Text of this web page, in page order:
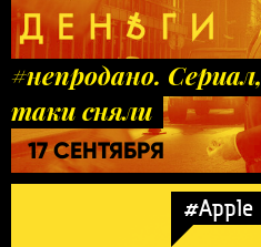
#непродано.
таки сняли
17 СЕНТЯБРЯ
#Apple